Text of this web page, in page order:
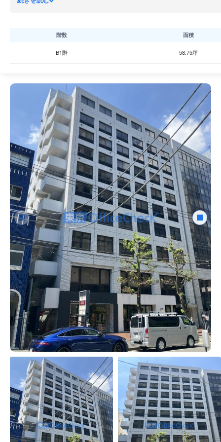
周辺は表参道ヒルズをはじめとする商業施設やカフェが充実し
階数 面積
B1階 58.75坪